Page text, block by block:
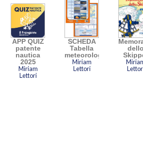
APP QUIZ
patente
nautica
2025
Miriam
Lettori
SCHEDA
Tabella
meteorologia
Miriam
Lettori
dello